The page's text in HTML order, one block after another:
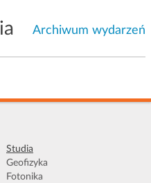
n
n
i
Archiwum wydarzeń
Studia
Geofizyka
Fotonika